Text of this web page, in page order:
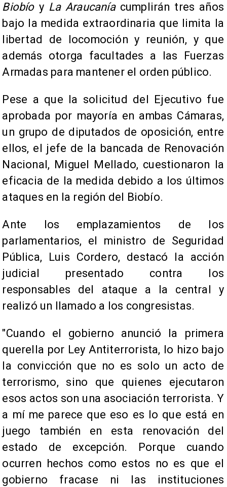
Biobíoy La Araucaníacumplirán tres años
bajo la medida extraordinaria que limita la
libertad de locomoción y reunión, y que
además otorga facultades a las Fuerzas
Armadas para mantener el orden público.
Pese a que la solicitud del Ejecutivo fue
aprobada por mayoría en ambas Cámaras,
un grupo de diputados de oposición, entre
ellos, el jefe de la bancada de Renovación
Nacional, Miguel Mellado, cuestionaron la
eficacia de la medida debido a los últimos
ataques en la región del Biobío.
Ante los emplazamientos de los
parlamentarios, el ministro de Seguridad
Pública, Luis Cordero, destacó la acción
judicial presentado contra los
responsables del ataque a la central y
realizó un llamado a los congresistas.
"Cuando el gobierno anunció la primera
querella por Ley Antiterrorista, lo hizo bajo
la convicción que no es solo un acto de
terrorismo, sino que quienes ejecutaron
esos actos son una asociación terrorista. Y
a mí me parece que eso es lo que está en
juego también en esta renovación del
estado de excepción. Porque cuando
ocurren hechos como estos no es que el
gobierno fracase ni las instituciones